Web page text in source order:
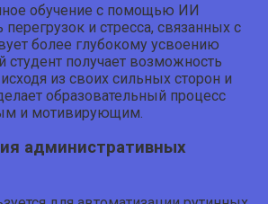
обучение с помощью ИИ
и стресса, связанных с
более глубокому усвоению
получает возможность
из своих сильных сторон и
образовательный процесс
и мотивирующим.
административных